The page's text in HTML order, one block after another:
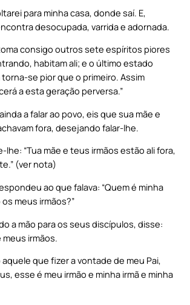
para minha casa, donde saí. E,
desocupada, varrida e adornada.
consigo outros sete espíritos piores
habitam ali; e o último estado
se pior que o primeiro. Assim
a esta geração perversa.”
a falar ao povo, eis que sua mãe e
fora, desejando falar-lhe.
lhe: “Tua mãe e teus irmãos estão ali fora,
(ver nota)
ao que falava: “Quem é minha
meus irmãos?”
a mão para os seus discípulos, disse:
meus irmãos.
que fizer a vontade de meu Pai,
esse é meu irmão e minha irmã e minha